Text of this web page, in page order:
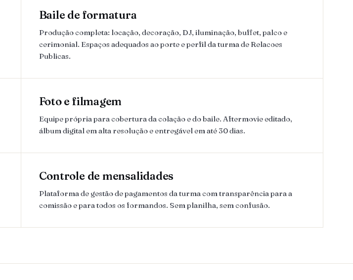
Baile de formatura
Produção completa: locação, decoração, DJ, iluminação, buffet, palco e
cerimonial. Espaços adequados ao porte e perfil da turma de Relacoes
Publicas.
Foto e filmagem
Equipe própria para cobertura da colação e do baile. Aftermovie editado,
álbum digital em alta resolução e entregável em até 30 dias.
Controle de mensalidades
Plataforma de gestão de pagamentos da turma com transparência para a
comissão e para todos os formandos. Sem planilha, sem confusão.